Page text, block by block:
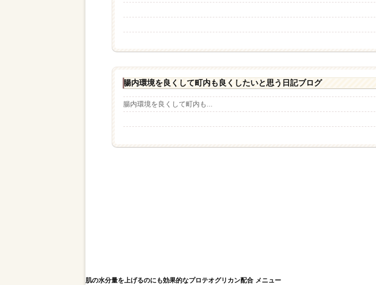
腸内環境を良くして町内も良くしたいと思う日記ブログ
腸内環境を良くして町内も...
肌の水分量を上げるのにも効果的なプロテオグリカン配合 メニュー